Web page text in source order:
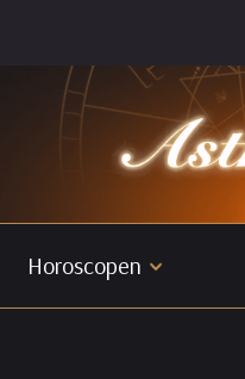
Horoscopen